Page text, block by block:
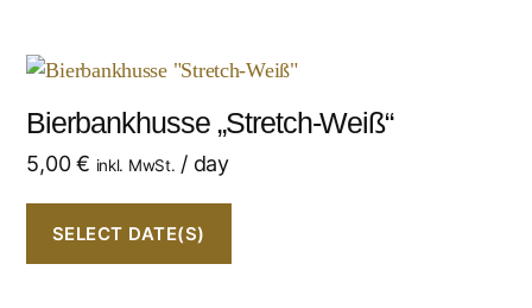
Bierbankhusse „Stretch-Weiß“
5,00€ inkl. MwSt. / day
SELECT DATE(S)